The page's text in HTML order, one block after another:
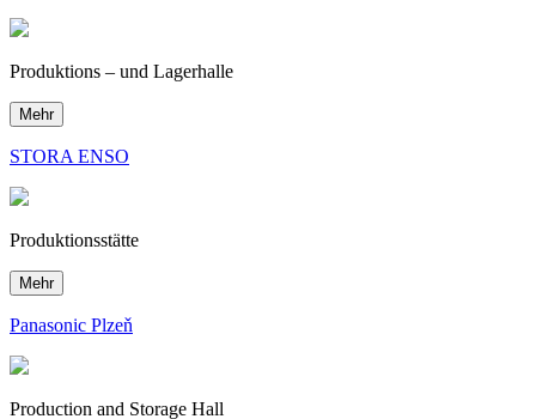
Produktions – und Lagerhalle
Mehr
STORA ENSO
Produktionsstätte
Mehr
Panasonic Plzeň
Production and Storage Hall